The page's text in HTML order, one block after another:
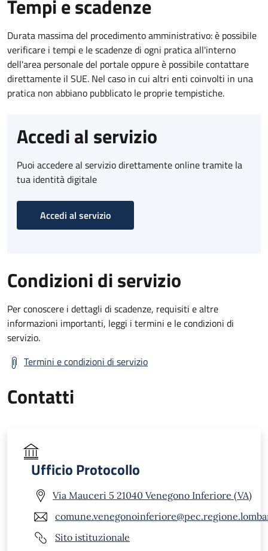
Tempi e scadenze
Durata massima del procedimento amministrativo: è possibile
verificare i tempi e le scadenze di ogni pratica all'interno
dell'area personale del portale oppure è possibile contattare
direttamente il SUE. Nel caso in cui altri enti coinvolti in una
pratica non abbiano pubblicato le proprie tempistiche.
Accedi al servizio
Puoi accedere al servizio direttamente online tramite la
tua identità digitale
Accedi al servizio
Condizioni di servizio
Per conoscere i dettagli di scadenze, requisiti e altre
informazioni importanti, leggi i termini e le condizioni di
servizio.
Termini e condizioni di servizio
Contatti
Ufficio Protocollo
Via Mauceri 5 21040 Venegono Inferiore (VA)
Sito istituzionale